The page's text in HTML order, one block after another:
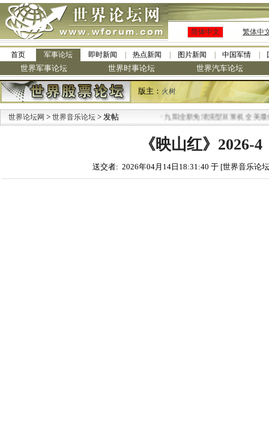
简体中文 繁体中
首页 军事论坛 即时新闻 热点新闻 图片新闻 中国军情
世界军事论坛 世界时事论坛 世界汽车论坛
版主： 火树
世界论坛网 > 世界音乐论坛 > 发帖 九阳全新免清洗型豆浆机 全美最低
《映山红》2026-4
送交者: 2026年04月14日18:31:40 于 [世界音乐论